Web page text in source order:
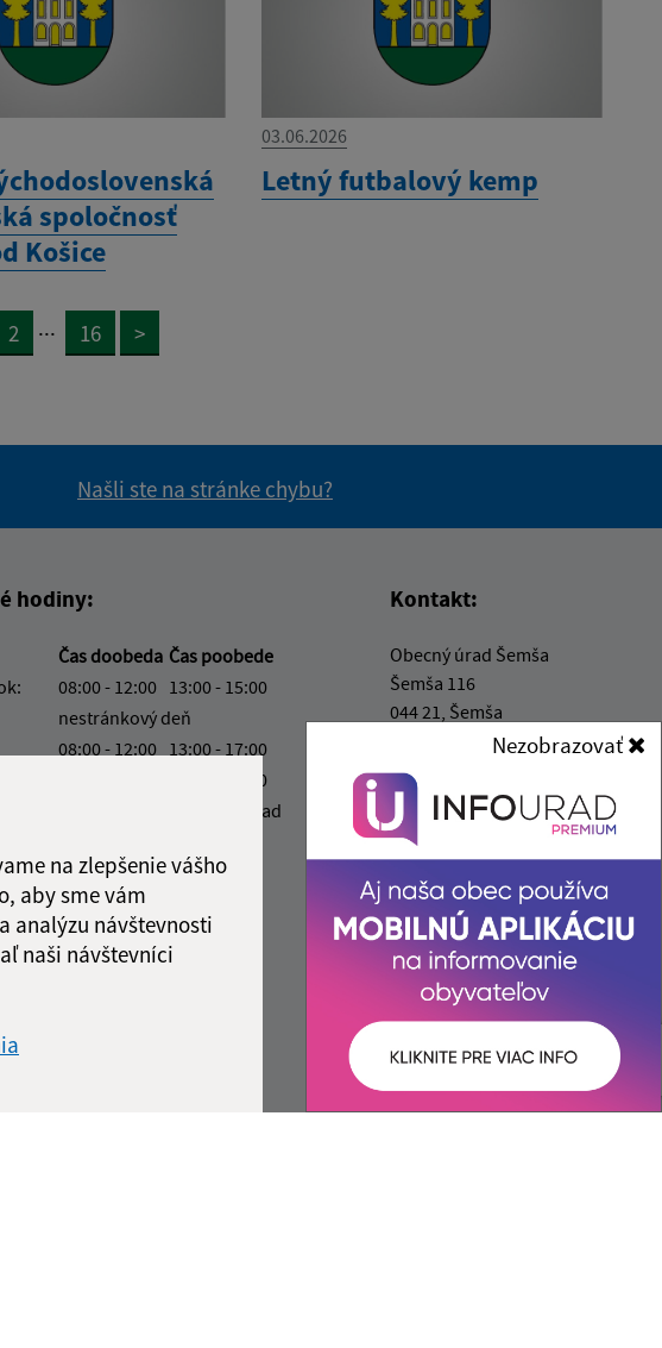
na zlepšenie vášho
aby sme vám
analýzu návštevnosti
naši návštevníci
Nezobrazovať
spoločnosť
Košice
03.06.2026
Letný futbalový kemp
2 ... 16 >
Našli ste na stránke chybu?
hodiny:
Čas doobeda Čas poobede
08:00 - 12:00 13:00 - 15:00
nestránkový deň
08:00 - 12:00 13:00 - 17:00
13:00 - 15:00
stavebný úrad
prestávka:12:00 - 13:00
Kontakt:
Obecný úrad Šemša
Šemša 116
044 21, Šemša
obecsemsa@semsa.sk
+421 55 697 01 90
IČO: 00324787